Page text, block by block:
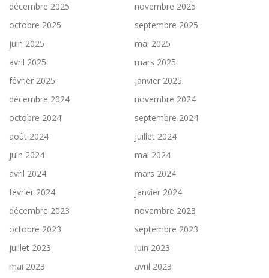
décembre 2025
novembre 2025
octobre 2025
septembre 2025
juin 2025
mai 2025
avril 2025
mars 2025
février 2025
janvier 2025
décembre 2024
novembre 2024
octobre 2024
septembre 2024
août 2024
juillet 2024
juin 2024
mai 2024
avril 2024
mars 2024
février 2024
janvier 2024
décembre 2023
novembre 2023
octobre 2023
septembre 2023
juillet 2023
juin 2023
mai 2023
avril 2023